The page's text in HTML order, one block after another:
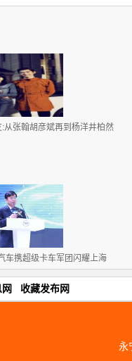
从张翰胡彦斌再到杨洋井柏然
车携超级卡车军团闪耀上海
收藏发布网
永